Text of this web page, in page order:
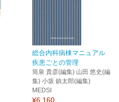
総合内科病棟マニュアル
疾患ごとの管理
筒泉 貴彦(編集) 山田 悠史(編
集) 小坂 鎮太郎(編集)
MEDSI
¥6,160